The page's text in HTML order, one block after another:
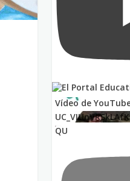
Vídeo de
QU